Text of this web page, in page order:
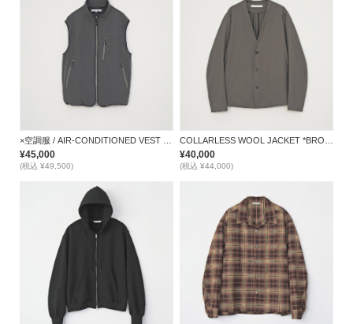
¥45,000
(税込 ¥49,500)
¥40,000
(税込 ¥44,000)